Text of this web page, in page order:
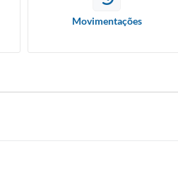
Movimentações